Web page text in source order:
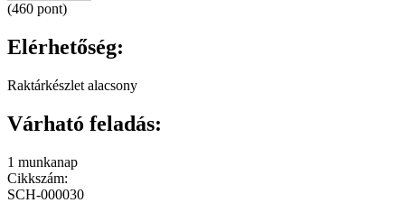
(460 pont)
Elérhetőség:
Raktárkészlet alacsony
Várható feladás:
1 munkanap
Cikkszám:
SCH-000030